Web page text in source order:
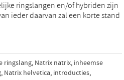
ringslangen en/of hybriden zijn
ieder daarvan zal een korte stand
ringslang, Natrix natrix, inheemse
, Natrix helvetica, introducties,